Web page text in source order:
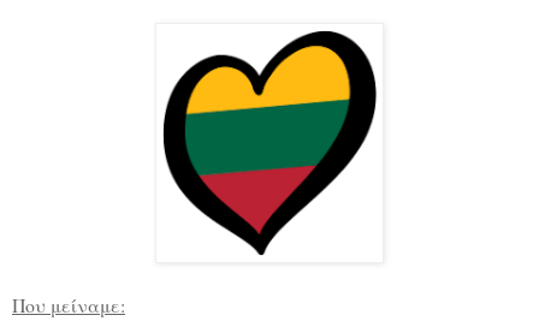
Που μείναμε: